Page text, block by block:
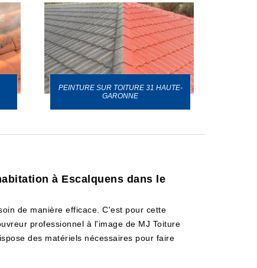
PEINTURE SUR TOITURE 31 HAUTE-
GARONNE
à Escalquens dans le
de manière efficace. C'est pour cette
professionnel à l'image de MJ Toiture
des matériels nécessaires pour faire